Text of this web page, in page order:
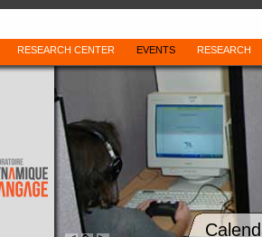
RESEARCH CENTER EVENTS RESEARCH